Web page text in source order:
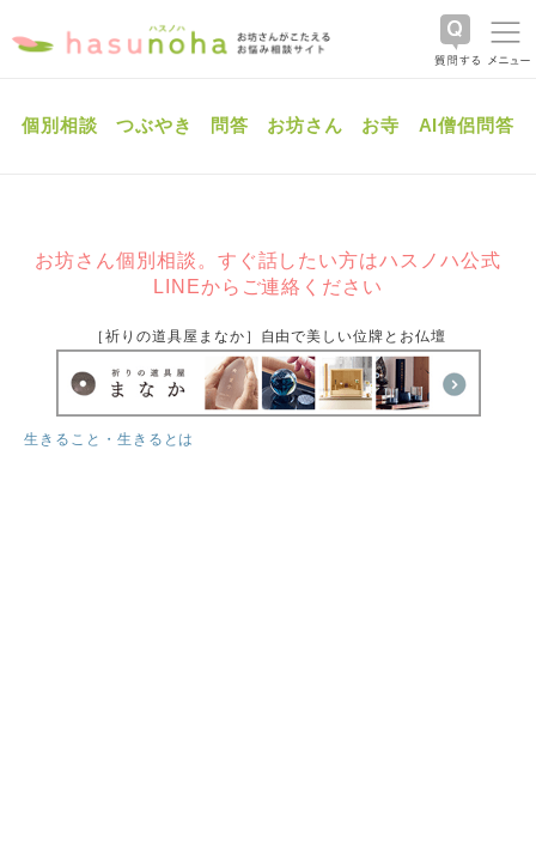
個別相談 つぶやき 問答 お坊さん お寺 AI僧侶問答
お坊さん個別相談。すぐ話したい方はハスノハ公式
LINEからご連絡ください
［祈りの道具屋まなか］自由で美しい位牌とお仏壇
生きること・生きるとは